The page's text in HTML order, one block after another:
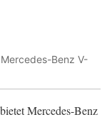
Benz V-
Mercedes-Benz